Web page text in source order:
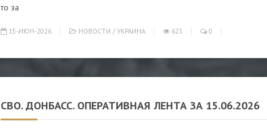
то за
15-ИЮН-2026 НОВОСТИ / УКРАИНА 623 0
СВО. ДОНБАСС. ОПЕРАТИВНАЯ ЛЕНТА ЗА 15.06.2026